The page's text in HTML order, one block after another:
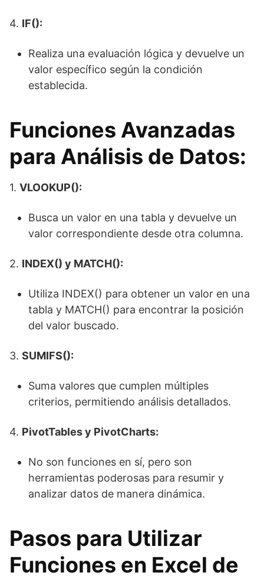
4. IF():
Realiza una evaluación lógica y devuelve un
valor específico según la condición
establecida.
Funciones Avanzadas
para Análisis de Datos:
1. VLOOKUP():
Busca un valor en una tabla y devuelve un
valor correspondiente desde otra columna.
2. INDEX() y MATCH():
Utiliza INDEX() para obtener un valor en una
tabla y MATCH() para encontrar la posición
del valor buscado.
3. SUMIFS():
Suma valores que cumplen múltiples
criterios, permitiendo análisis detallados.
4. PivotTables y PivotCharts:
No son funciones en sí, pero son
herramientas poderosas para resumir y
analizar datos de manera dinámica.
Pasos para Utilizar
Funciones en Excel de